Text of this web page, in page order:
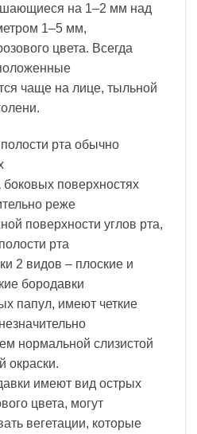
на 1–2 мм над
1–5 мм,
цвета. Всегда
чаще на лице, тыльной
рта обычно
боковых поверхностях
реже
поверхности углов рта,
рта
2 видов – плоские и
бородавки
папул, имеют четкие
нормальной слизистой
окраски.
имеют вид острых
цвета, могут
вегетации, которые